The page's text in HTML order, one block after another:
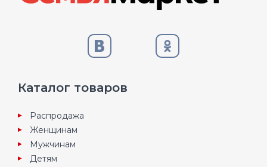
Каталог товаров
Распродажа
Женщинам
Мужчинам
Детям